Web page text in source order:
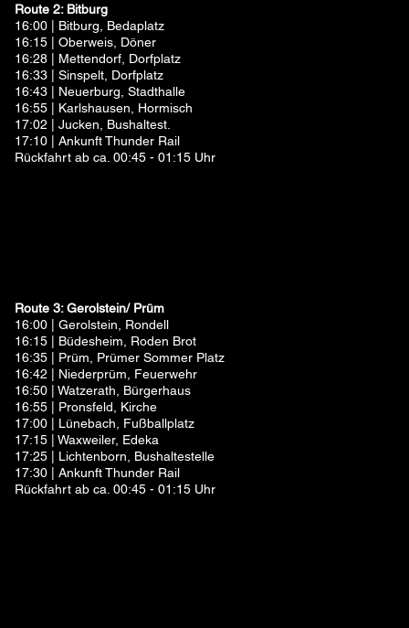
Route 3: Gerolstein/ Prüm
16:00 | Gerolstein, Rondell
16:15 | Büdesheim, Roden Brot
16:35 | Prüm, Prümer Sommer Platz
16:42 | Niederprüm, Feuerwehr
16:50 | Watzerath, Bürgerhaus
16:55 | Pronsfeld, Kirche
17:00 | Lünebach, Fußballplatz
17:15 | Waxweiler, Edeka
17:25 | Lichtenborn, Bushaltestelle
17:30 | Ankunft Thunder Rail
Rückfahrt ab ca. 00:45 - 01:15 Uhr
Route 2: Bitburg
16:00 | Bitburg, Bedaplatz
16:15 | Oberweis, Döner
16:28 | Mettendorf, Dorfplatz
16:33 | Sinspelt, Dorfplatz
16:43 | Neuerburg, Stadthalle
16:55 | Karlshausen, Hormisch
17:02 | Jucken, Bushaltest.
17:10 | Ankunft Thunder Rail
Rückfahrt ab ca. 00:45 - 01:15 Uhr